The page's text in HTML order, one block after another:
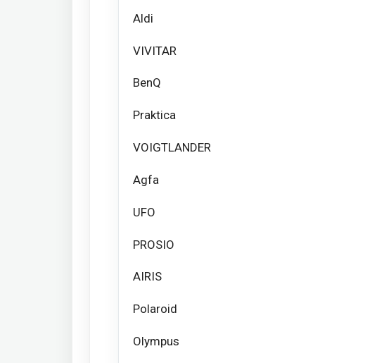
Aldi
VIVITAR
BenQ
Praktica
VOIGTLANDER
Agfa
UFO
PROSIO
AIRIS
Polaroid
Olympus